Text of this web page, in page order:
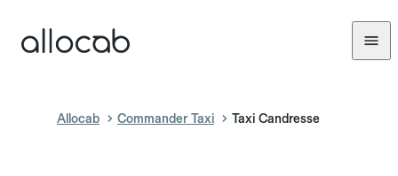
Allocab Commander Taxi Taxi Candresse